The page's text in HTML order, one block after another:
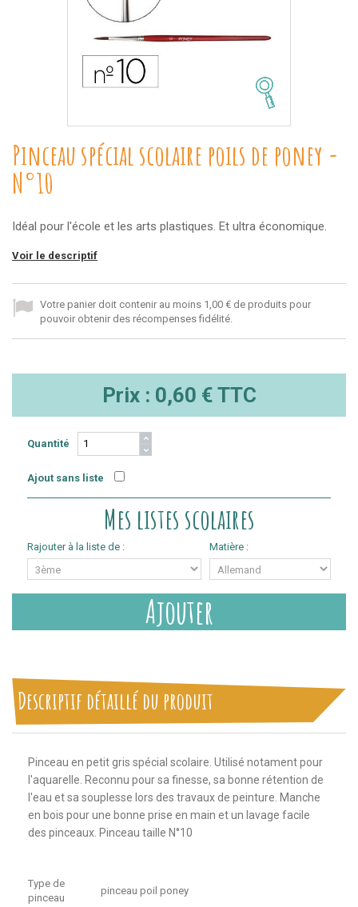
Pinceau spécial scolaire poils de poney -
N°10
Idéal pour l'école et les arts plastiques. Et ultra économique.
Voir le descriptif
Votre panier doit contenir au moins 1,00 € de produits pour
pouvoir obtenir des récompenses fidélité.
Prix : 0,60 € TTC
Quantité
Ajout sans liste
Mes listes scolaires
Rajouter à la liste de : Matière :
Ajouter
Descriptif détaillé du produit
Pinceau en petit gris spécial scolaire. Utilisé notament pour
l'aquarelle. Reconnu pour sa finesse, sa bonne rétention de
l'eau et sa souplesse lors des travaux de peinture. Manche
en bois pour une bonne prise en main et un lavage facile
des pinceaux. Pinceau taille N°10
Type de
pinceau
pinceau poil poney